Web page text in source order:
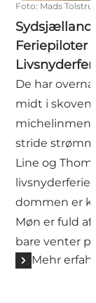
Foto: Mads
Sydsjælland
Feriepiloter
De har
midt i
stride
Line og
livsnyderferie
dommen er
Møn er fuld
bare venter
Mehr